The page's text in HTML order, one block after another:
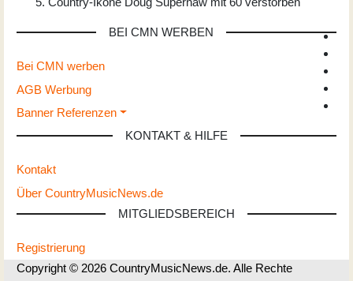
BEI CMN WERBEN
Bei CMN werben
AGB Werbung
Banner Referenzen
KONTAKT & HILFE
Kontakt
Über CountryMusicNews.de
MITGLIEDSBEREICH
Registrierung
Copyright © 2026 CountryMusicNews.de. Alle Rechte